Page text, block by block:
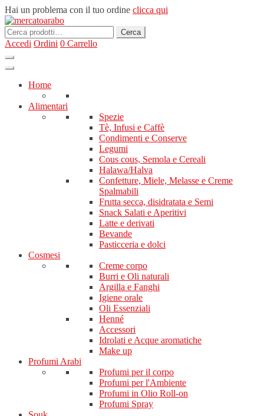
Hai un problema con il tuo ordine clicca qui
Cerca: Cerca
Accedi Ordini 0 Carrello
Home
Alimentari
Spezie
Tè, Infusi e Caffè
Condimenti e Conserve
Legumi
Cous cous, Semola e Cereali
Halawa/Halva
Confetture, Miele, Melasse e Creme
Spalmabili
Frutta secca, disidratata e Semi
Snack Salati e Aperitivi
Latte e derivati
Bevande
Pasticceria e dolci
Cosmesi
Creme corpo
Burri e Oli naturali
Argilla e Fanghi
Igiene orale
Oli Essenziali
Henné
Accessori
Idrolati e Acque aromatiche
Make up
Profumi Arabi
Profumi per il corpo
Profumi per l'Ambiente
Profumi in Olio Roll-on
Profumi Spray